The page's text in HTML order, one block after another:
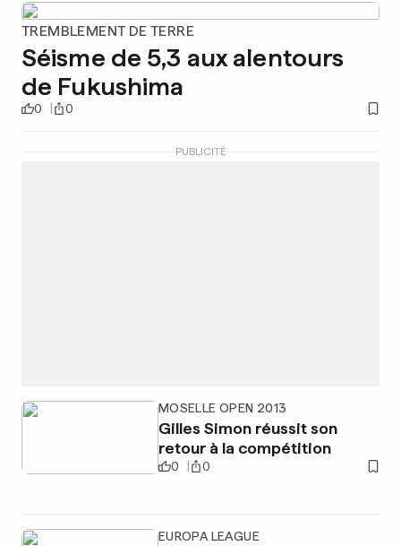
TREMBLEMENT DE TERRE
Séisme de 5,3 aux alentours
de Fukushima
0 0
MOSELLE OPEN 2013
Gilles Simon réussit son
retour à la compétition
0 0
EUROPA LEAGUE
PUBLICITÉ